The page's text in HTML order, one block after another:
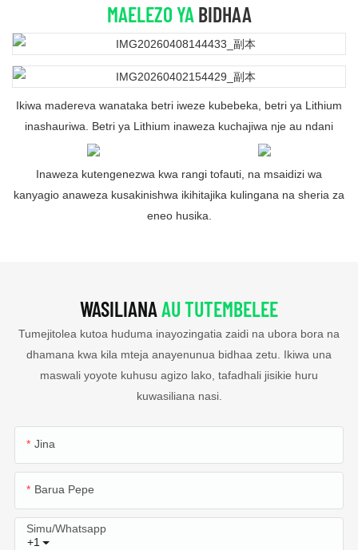
MAELEZO YA BIDHAA
Ikiwa madereva wanataka betri iweze kubebeka, betri ya Lithium
inashauriwa. Betri ya Lithium inaweza kuchajiwa nje au ndani
Inaweza kutengenezwa kwa rangi tofauti, na msaidizi wa
kanyagio anaweza kusakinishwa ikihitajika kulingana na sheria za
eneo husika.
WASILIANAAU TUTEMBELEE
Tumejitolea kutoa huduma inayozingatia zaidi na ubora bora na
dhamana kwa kila mteja anayenunua bidhaa zetu. Ikiwa una
maswali yoyote kuhusu agizo lako, tafadhali jisikie huru
kuwasiliana nasi.
Jina
Barua Pepe
+1
Simu/whatsapp